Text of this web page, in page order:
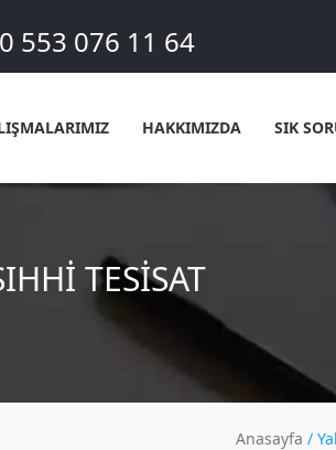
553 076 11 64
HAKKIMIZDA SIK
TESISAT
Anasayfa /